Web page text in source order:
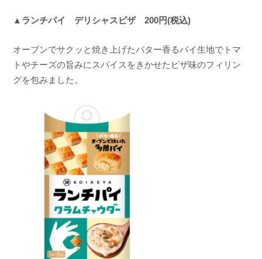
▲ランチパイ デリシャスピザ 200円(税込)
オーブンでサクッと焼き上げたバター香るパイ生地でトマ
トやチーズの旨みにスパイスをきかせたピザ味のフィリン
グを包みました。